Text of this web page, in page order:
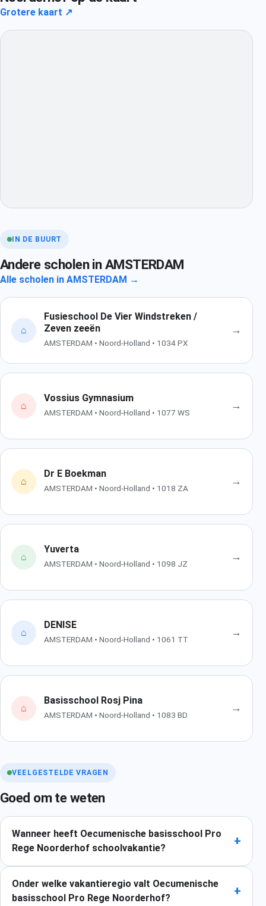
Grotere kaart ↗
IN DE BUURT
Andere scholen in AMSTERDAM
Alle scholen in AMSTERDAM →
⌂
Fusieschool De Vier Windstreken /
Zeven zeeën
AMSTERDAM • Noord-Holland • 1034 PX
→
⌂
Vossius Gymnasium
AMSTERDAM • Noord-Holland • 1077 WS
→
⌂
Dr E Boekman
AMSTERDAM • Noord-Holland • 1018 ZA
→
⌂
Yuverta
AMSTERDAM • Noord-Holland • 1098 JZ
→
⌂
DENISE
AMSTERDAM • Noord-Holland • 1061 TT
→
⌂
Basisschool Rosj Pina
AMSTERDAM • Noord-Holland • 1083 BD
→
VEELGESTELDE VRAGEN
Goed om te weten
Wanneer heeft Oecumenische basisschool Pro
Rege Noorderhof schoolvakantie?
+
Onder welke vakantieregio valt Oecumenische
basisschool Pro Rege Noorderhof?
+